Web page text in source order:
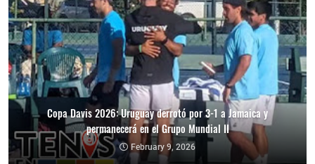
Copa Davis 2026: Uruguay derrotó por 3-1 a Jamaica y
permanecerá en el Grupo Mundial II
February 9, 2026